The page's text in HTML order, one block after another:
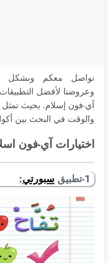
نواصل معكم وبشكل
وعروضنا لأفضل
آي-فون إسلام. بحيث تمثل
والوقت في البحث بين
اختيارات آي-فون
1-تطبيق سبورتي: